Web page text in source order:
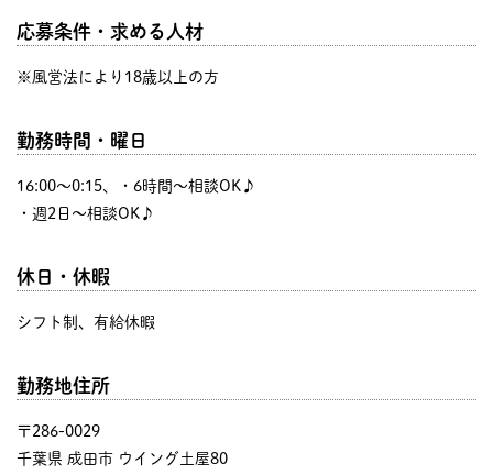
応募条件・求める人材
※風営法により18歳以上の方
勤務時間・曜日
16:00〜0:15、・6時間～相談OK♪
・週2日～相談OK♪
休日・休暇
シフト制、有給休暇
勤務地住所
〒286-0029
千葉県 成田市 ウイング土屋80